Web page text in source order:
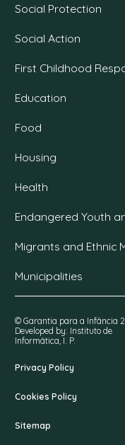
Social Protection
Social Action
First Childhood
Education
Food
Housing
Health
Endangered Youth
Migrants and Ethnic
Municipalities
© Garantia para a Infância
Developed by: Instituto de
Informática, I. P.
Privacy Policy
Cookies Policy
Sitemap